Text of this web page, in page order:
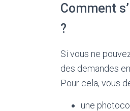
Comment
?
Si vous ne
des demandes
Pour cela, vous
une